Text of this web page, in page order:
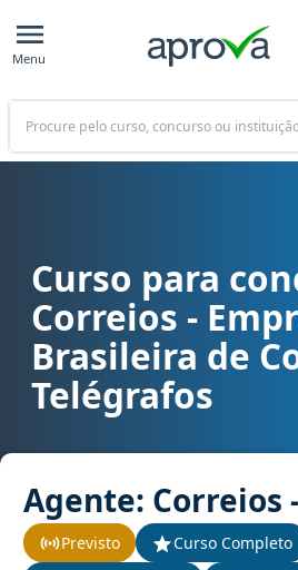
Menu
Buscar
Curso para concurso Correios -
Curso para
Correios -
Brasileira de
Telégrafos
Agente: Correios
Previsto
Curso Completo